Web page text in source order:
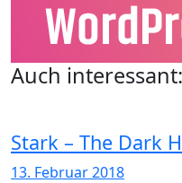
Auch interessant:
Stark – The Dark
13. Februar 2018